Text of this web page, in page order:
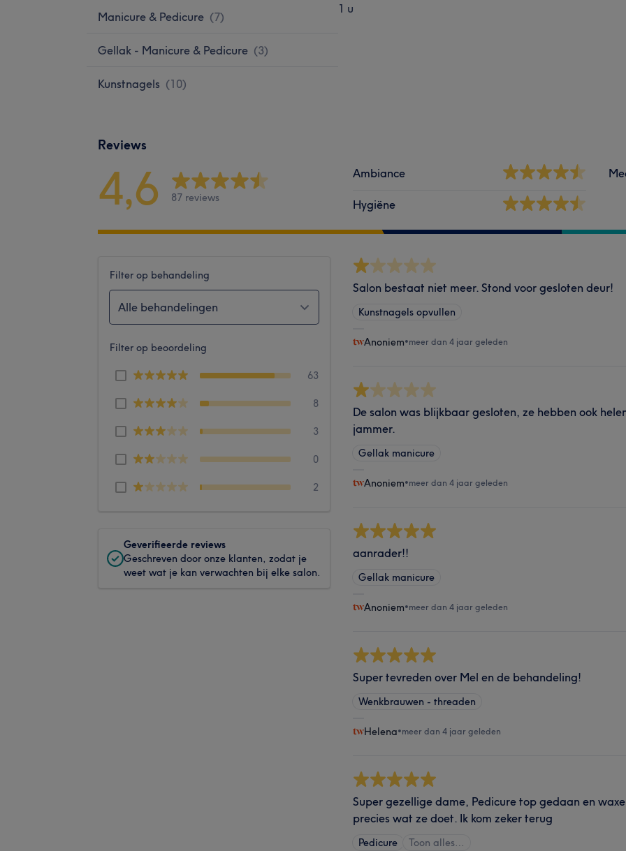
Manicure & Pedicure (7)
Gellak - Manicure & Pedicure (3)
Kunstnagels (10)
1 u
Reviews
4,6 87 reviews
Ambiance
Hygiëne
Filter op behandeling
Alle behandelingen
Filter op beoordeling
63
8
3
0
2
Geverifieerde reviews
Geschreven door onze klanten, zodat je
weet wat je kan verwachten bij elke salon.
Salon bestaat niet meer. Stond voor gesloten deur!
Kunstnagels opvullen
Anoniem•meer dan 4 jaar geleden
De salon was blijkbaar gesloten, ze hebben ook
jammer.
Gellak manicure
Anoniem•meer dan 4 jaar geleden
aanrader!!
Gellak manicure
Anoniem•meer dan 4 jaar geleden
Super tevreden over Mel en de behandeling!
Wenkbrauwen - threaden
Helena•meer dan 4 jaar geleden
Super gezellige dame, Pedicure top gedaan en
precies wat ze doet. Ik kom zeker terug
Pedicure Toon alles…